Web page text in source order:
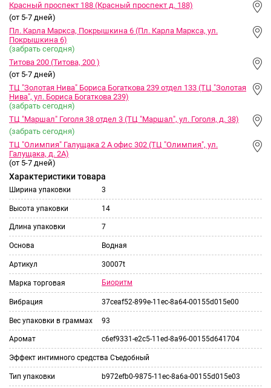
Красный проспект 188 (Красный проспект д. 188)
(от 5-7 дней)
Пл. Карла Маркса, Покрышкина 6 (Пл. Карла Маркса, ул.
Покрышкина 6)
(забрать сегодня)
Титова 200 (Титова, 200 )
(от 5-7 дней)
ТЦ "Золотая Нива" Бориса Богаткова 239 отдел 133 (ТЦ "Золотая
Нива", ул. Бориса Богаткова 239)
(забрать сегодня)
ТЦ "Маршал" Гоголя 38 отдел 3 (ТЦ "Маршал", ул. Гоголя, д. 38)
(забрать сегодня)
ТЦ "Олимпия" Галущака 2 А офис 302 (ТЦ "Олимпия", ул.
Галущака, д. 2А)
(от 5-7 дней)
Характеристики товара
Ширина упаковки 3
Высота упаковки 14
Длина упаковки 7
Основа Водная
Артикул 30007t
Марка торговая Биоритм
Вибрация 37ceaf52-899e-11ec-8a64-00155d015e00
Вес упаковки в граммах 93
Аромат c6ef9331-e2c5-11ed-8a96-00155d641704
Эффект интимного средства Съедобный
Тип упаковки b972efb0-9875-11ec-8a6a-00155d015e03